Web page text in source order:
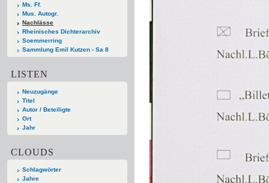
Ms. Ff.
Mus. Autogr.
Nachlässe
Rheinisches Dichterarchiv
Soemmerring
Sammlung Emil Kutzen - Sa 8
LISTEN
Neuzugänge
Titel
Autor / Beteiligte
Ort
Jahr
CLOUDS
Schlagwörter
Jahre